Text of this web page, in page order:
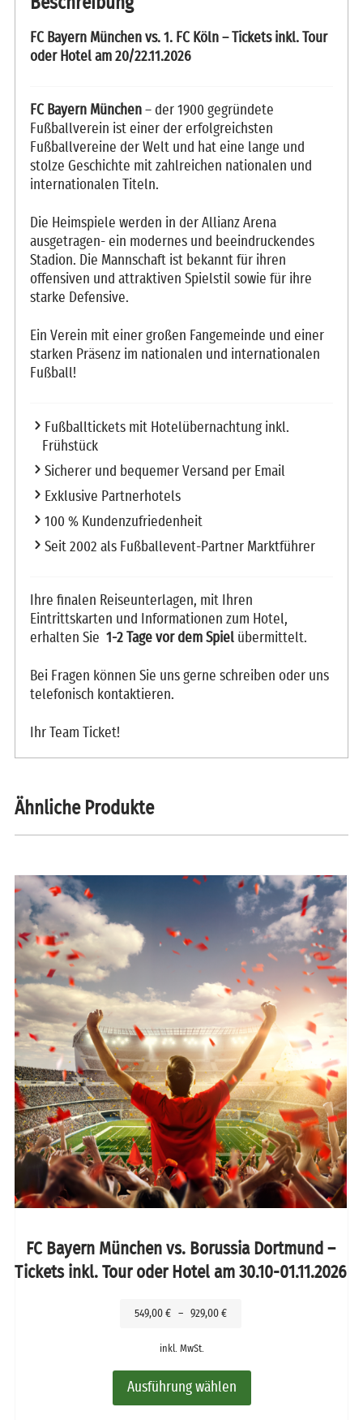
FC Bayern München vs. 1. FC Köln – Tickets inkl. Tour
oder Hotel am 20/22.11.2026
FC Bayern München – der 1900 gegründete
Fußballverein ist einer der erfolgreichsten
Fußballvereine der Welt und hat eine lange und
stolze Geschichte mit zahlreichen nationalen und
internationalen Titeln.
Die Heimspiele werden in der Allianz Arena
ausgetragen- ein modernes und beeindruckendes
Stadion. Die Mannschaft ist bekannt für ihren
offensiven und attraktiven Spielstil sowie für ihre
starke Defensive.
Ein Verein mit einer großen Fangemeinde und einer
starken Präsenz im nationalen und internationalen
Fußball!
Fußballtickets mit Hotelübernachtung inkl.
Frühstück
Sicherer und bequemer Versand per Email
Exklusive Partnerhotels
100 % Kundenzufriedenheit
Seit 2002 als Fußballevent-Partner Marktführer
Ihre finalen Reiseunterlagen, mit Ihren
Eintrittskarten und Informationen zum Hotel,
erhalten Sie 1-2 Tage vor dem Spiel übermittelt.
Bei Fragen können Sie uns gerne schreiben oder uns
telefonisch kontaktieren.
Ihr Team Ticket!
Ähnliche Produkte
FC Bayern München vs. Borussia Dortmund –
Tickets inkl. Tour oder Hotel am 30.10-01.11.2026
549,00 € – 929,00 €
inkl. MwSt.
Ausführung wählen